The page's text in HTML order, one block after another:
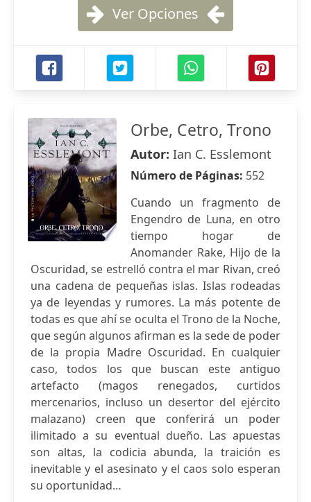
Ver Opciones
Orbe, Cetro, Trono
Autor: Ian C. Esslemont
Número de Páginas: 552
Cuando un fragmento de
Engendro de Luna, en otro
tiempo hogar de
Anomander Rake, Hijo de la
Oscuridad, se estrelló contra el mar Rivan, creó
una cadena de pequeñas islas. Islas rodeadas
ya de leyendas y rumores. La más potente de
todas es que ahí se oculta el Trono de la Noche,
que según algunos afirman es la sede de poder
de la propia Madre Oscuridad. En cualquier
caso, todos los que buscan este antiguo
artefacto (magos renegados, curtidos
mercenarios, incluso un desertor del ejército
malazano) creen que conferirá un poder
ilimitado a su eventual dueño. Las apuestas
son altas, la codicia abunda, la traición es
inevitable y el asesinato y el caos solo esperan
su oportunidad…